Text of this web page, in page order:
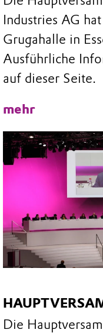
Industries AG
Grugahalle in
Ausführliche
auf dieser Seite.
mehr
Die